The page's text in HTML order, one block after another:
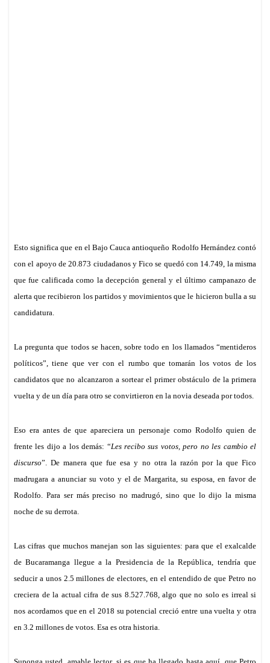
Esto significa que en el Bajo Cauca antioqueño Rodolfo Hernández contó
con el apoyo de 20.873 ciudadanos y Fico se quedó con 14.749, la misma
que fue calificada como la decepción general y el último campanazo de
alertaque recibieron los partidos y movimientos que le hicieron bulla a su
candidatura.
La pregunta que todos se hacen, sobre todo en los llamados “mentideros
políticos”, tiene que ver con el rumbo que tomarán los votos de los
candidatos que no alcanzaron a sortear el primer obstáculo de la primera
vuelta y de un día para otro se convirtieron en la novia deseada por todos.
Eso era antes de que apareciera un personaje como Rodolfo quien de
frente les dijo a los demás: “Les recibo sus votos, pero no les cambio el
discurso”. De manera que fueesa y no otrala razón por la que Fico
madrugara a anunciar su voto y el de Margarita, su esposa, en favor de
Rodolfo. Para ser máspreciso no madrugó, sino que lo dijola misma
noche de su derrota.
Las cifras que muchos manejan son las siguientes: para que el exalcalde
de Bucaramanga lleguea la Presidencia de la República, tendría que
seducir a unos 2.5 millones de electores, en el entendido de que Petro no
creciera de la actual cifra de sus 8.527.768, algo que no solo es irreal si
nos acordamos que en el 2018 su potencial creció entre una vuelta y otra
en 3.2 millones de votos. Esa es otra historia.